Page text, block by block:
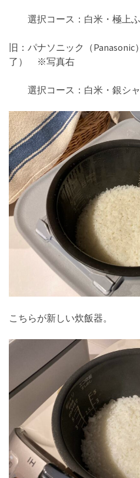
選択コース：白米・極上ふ
旧：パナソニック（
了） ※写真右
選択コース：白米・銀シャ
こちらが新しい炊飯器。